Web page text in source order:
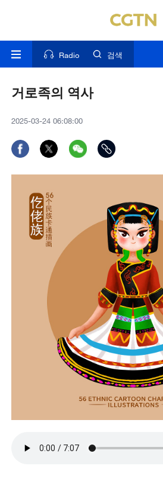
Radio 검색
거로족의 역사
2025-03-24 06:08:00